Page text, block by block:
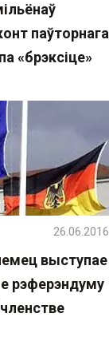
паўторнага
«брэксіце»
выступае
рэферэндуму
26.06.2016